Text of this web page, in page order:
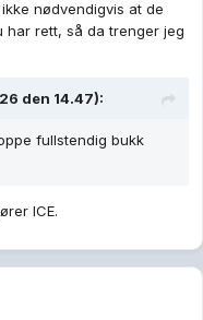
nødvendigvis at de
har rett, så da trenger jeg
den 14.47):
fullstendig bukk
ICE.